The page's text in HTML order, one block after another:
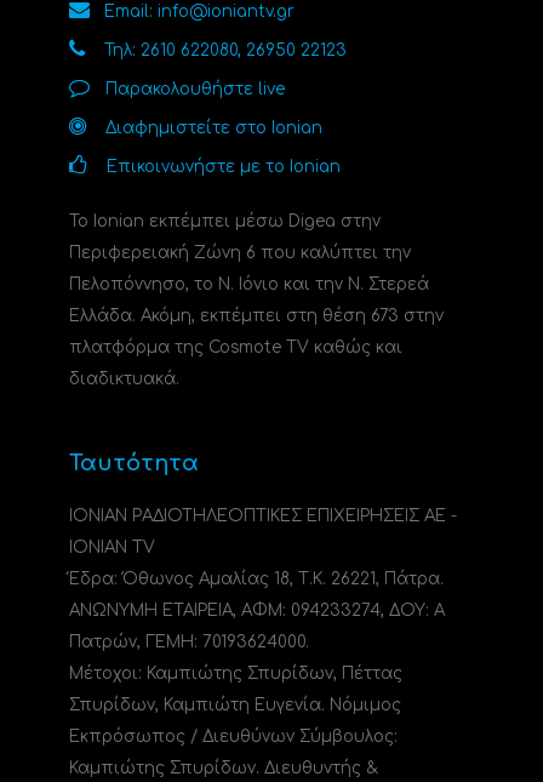
Email: info@ioniantv.gr
Τηλ: 2610 622080, 26950 22123
Παρακολουθήστε live
Διαφημιστείτε στο Ionian
Επικοινωνήστε με το Ionian
Το Ionian εκπέμπει μέσω Digea στην
Περιφερειακή Ζώνη 6 που καλύπτει την
Πελοπόννησο, το N. Ιόνιο και την Ν. Στερεά
Ελλάδα. Ακόμη, εκπέμπει στη θέση 673 στην
πλατφόρμα της Cosmote TV καθώς και
διαδικτυακά.
Ταυτότητα
ΙΟΝΙΑΝ ΡΑΔΙΟΤΗΛΕΟΠΤΙΚΕΣ ΕΠΙΧΕΙΡΗΣΕΙΣ ΑΕ -
IONIAN TV
Έδρα: Όθωνος Αμαλίας 18, Τ.Κ. 26221, Πάτρα.
ΑΝΩΝΥΜΗ ΕΤΑΙΡΕΙΑ, ΑΦΜ: 094233274, ΔΟΥ: A
Πατρών, ΓΕΜΗ: 70193624000.
Μέτοχοι: Καμπιώτης Σπυρίδων, Πέττας
Σπυρίδων, Καμπιώτη Ευγενία. Νόμιμος
Εκπρόσωπος / Διευθύνων Σύμβουλος:
Καμπιώτης Σπυρίδων. Διευθυντής &